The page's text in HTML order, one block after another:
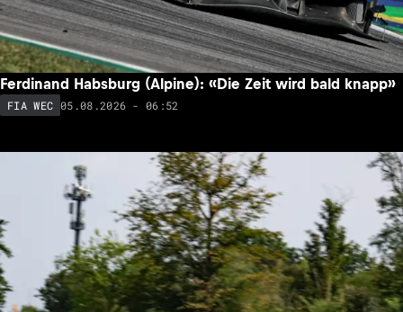
Ferdinand Habsburg (Alpine): «Die Zeit wird bald knapp»
FIA WEC 05.08.2026 - 06:52